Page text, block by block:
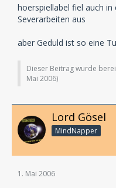
hoerspiellabel fiel auch
Severarbeiten aus
aber Geduld ist so eine
Dieser Beitrag wurde
Mai 2006)
Lord Gösel
MindNapper
1. Mai 2006